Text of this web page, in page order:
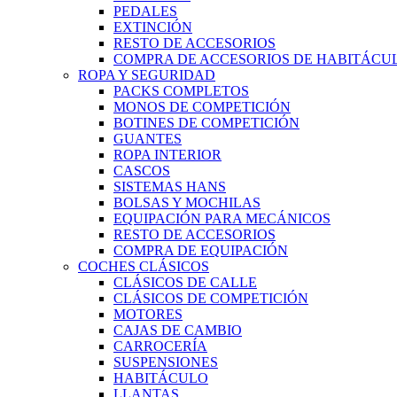
PEDALES
EXTINCIÓN
RESTO DE ACCESORIOS
COMPRA DE ACCESORIOS DE
ROPA Y SEGURIDAD
PACKS COMPLETOS
MONOS DE COMPETICIÓN
BOTINES DE COMPETICIÓN
GUANTES
ROPA INTERIOR
CASCOS
SISTEMAS HANS
BOLSAS Y MOCHILAS
EQUIPACIÓN PARA MECÁNICOS
RESTO DE ACCESORIOS
COMPRA DE EQUIPACIÓN
COCHES CLÁSICOS
CLÁSICOS DE CALLE
CLÁSICOS DE COMPETICIÓN
MOTORES
CAJAS DE CAMBIO
CARROCERÍA
SUSPENSIONES
HABITÁCULO
LLANTAS